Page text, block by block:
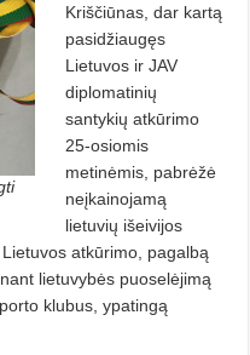
Kriščiūnas, dar kartą
pasidžiaugęs
Lietuvos ir JAV
diplomatinių
santykių atkūrimo
25-osiomis
metinėmis, pabrėžė
neįkainojamą
lietuvių išeivijos
atkūrimo, pagalbą
lietuvybės puoselėjimą
klubus, ypatingą